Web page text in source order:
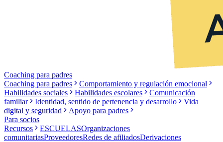
Coaching para padres
Coaching para padres
Comportamiento y regulación emocional
Habilidades sociales
Habilidades escolares
Comunicación
familiar
Identidad, sentido de pertenencia y desarrollo
Vida
digital y seguridad
Apoyo para padres
Para socios
Recursos
ESCUELASOrganizaciones
comunitariasProveedoresRedes de afiliadosDerivaciones